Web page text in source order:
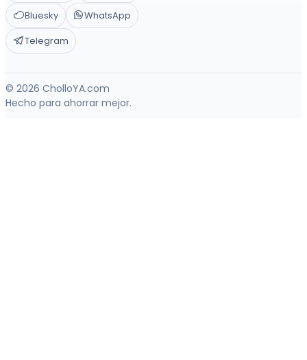
Bluesky
WhatsApp
Telegram
© 2026 CholloYA.com
Hecho para ahorrar mejor.